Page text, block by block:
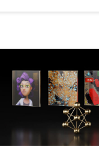
実装しビジネスを強化
AI Enterprise